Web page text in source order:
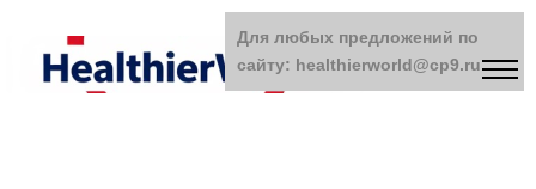
Для любых предложений по
сайту: healthierworld@cp9.ru